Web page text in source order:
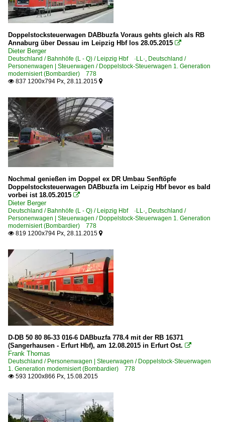
Doppelstocksteuerwagen DABbuzfa Voraus gehts gleich als RB
Annaburg über Dessau im Leipzig Hbf los 28.05.2015 
Dieter Berger
Deutschland / Bahnhöfe (L - Q) / Leipzig Hbf ·LL·, Deutschland /
Personenwagen | Steuerwagen / Doppelstock-Steuerwagen 1. Generation
modernisiert (Bombardier) 778
 837 1200x794 Px, 28.11.2015 
Nochmal genießen im Doppel ex DR Umbau Senftöpfe
Doppelstocksteuerwagen DABbuzfa im Leipzig Hbf bevor es bald
vorbei ist 18.05.2015 
Dieter Berger
Deutschland / Bahnhöfe (L - Q) / Leipzig Hbf ·LL·, Deutschland /
Personenwagen | Steuerwagen / Doppelstock-Steuerwagen 1. Generation
modernisiert (Bombardier) 778
 819 1200x794 Px, 28.11.2015 
D-DB 50 80 86-33 016-6 DABbuzfa 778.4 mit der RB 16371
(Sangerhausen - Erfurt Hbf), am 12.08.2015 in Erfurt Ost. 
Frank Thomas
Deutschland / Personenwagen | Steuerwagen / Doppelstock-Steuerwagen
1. Generation modernisiert (Bombardier) 778
 593 1200x866 Px, 15.08.2015